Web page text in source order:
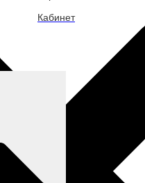
Кабинет